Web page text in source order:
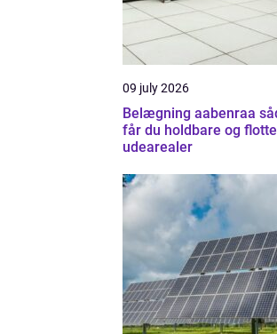
09 july 2026
Belægning aabenraa sådan
får du holdbare og flotte
udearealer